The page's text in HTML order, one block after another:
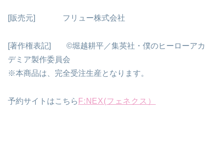
[販売元] フリュー株式会社
[著作権表記] ©堀越耕平／集英社・僕のヒーローアカ
デミア製作委員会
※本商品は、完全受注生産となります。
予約サイトはこちら F:NEX(フェネクス）